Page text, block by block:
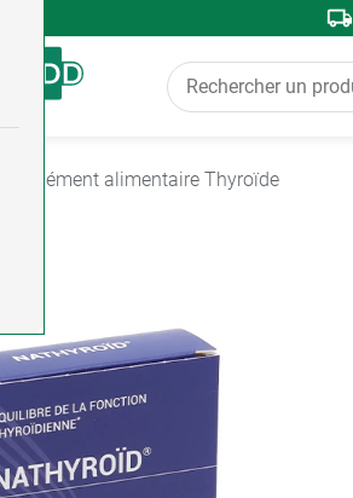
Complément alimentaire Thyroïde